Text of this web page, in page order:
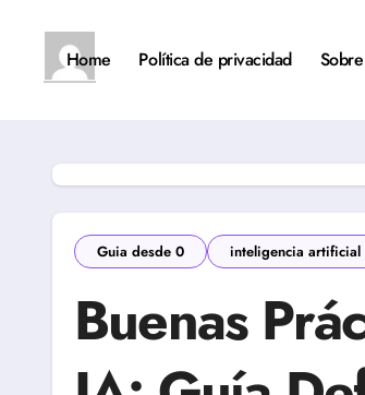
contenidoHome Política de privacidad
Guia desde 0 inteligencia artificial
Buenas